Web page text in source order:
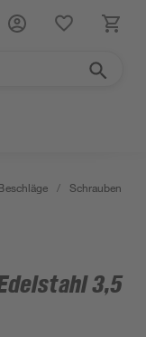
/ Schrauben
3,5